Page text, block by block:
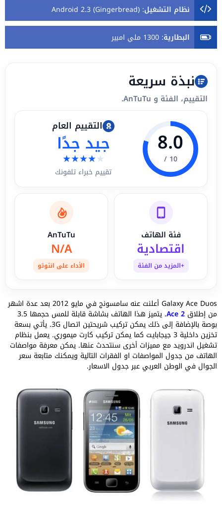
نظام التشغيل:
Android 2.3 (Gingerbread)
البطارية: 1300 ملي امبير
نبذة سريعة
التقييم، الفئة و AnTuTu.
8.0
10 /
التقييم العام
جيد جدًا
★★★★★
تقييم خبراء تلفونك
فئة الهاتف
اقتصادية
+المزيد من الفئة
AnTuTu
N/A
الأداء على انتوتو
Galaxy Ace Duos أعلنت عنه سامسونج في مايو 2012 بعد عدة اشهر
من إطلاق Ace 2 . يتميز هذا الهاتف بشاشة قابلة للمس حجمها 3.5
بوصة بالإضافة إلى ذلك يمكن تركيب شريحتين اتصال 3G. يأتي بسعة
تخزين داخلية 3 جيجابايت كما يمكن تركيب كارت ميموري. يعمل بنظام
تشغيل اندرويد مع مميزات أخرى سنتحدث عنها. يمكن معرفة مواصفات
الهاتف من جدول المواصفات او الفقرات التالية ويمكنك متابعة سعر
الجوال في الوطن العربي عبر جدول الاسعار.